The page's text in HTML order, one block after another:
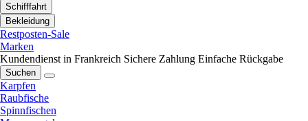
Schifffahrt
Bekleidung
Restposten-Sale
Marken
Kundendienst in Frankreich Sichere Zahlung Einfache Rückgabe
Suchen
Karpfen
Raubfische
Spinnfischen